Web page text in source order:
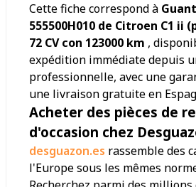
Cette fiche correspond à
555500H010 de Citroen C1 ii
72 CV con 123000 km ,
expédition immédiate depuis
professionnelle, avec une
une livraison gratuite en
Acheter des pièces de
d'occasion chez
desguazon.es rassemble des
l'Europe sous les mêmes